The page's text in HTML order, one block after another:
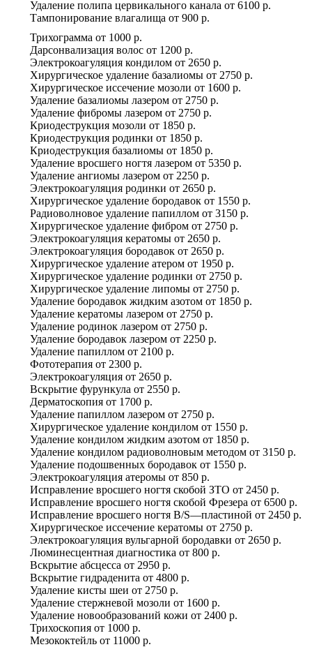
Удаление полипа цервикального канала от 6100 р.
Тампонирование влагалища от 900 р.
Трихограмма от 1000 р.
Дарсонвализация волос от 1200 р.
Электрокоагуляция кондилом от 2650 р.
Хирургическое удаление базалиомы от 2750 р.
Хирургическое иссечение мозоли от 1600 р.
Удаление базалиомы лазером от 2750 р.
Удаление фибромы лазером от 2750 р.
Криодеструкция мозоли от 1850 р.
Криодеструкция родинки от 1850 р.
Криодеструкция базалиомы от 1850 р.
Удаление вросшего ногтя лазером от 5350 р.
Удаление ангиомы лазером от 2250 р.
Электрокоагуляция родинки от 2650 р.
Хирургическое удаление бородавок от 1550 р.
Радиоволновое удаление папиллом от 3150 р.
Хирургическое удаление фибром от 2750 р.
Электрокоагуляция кератомы от 2650 р.
Электрокоагуляция бородавок от 2650 р.
Хирургическое удаление атером от 1950 р.
Хирургическое удаление родинки от 2750 р.
Хирургическое удаление липомы от 2750 р.
Удаление бородавок жидким азотом от 1850 р.
Удаление кератомы лазером от 2750 р.
Удаление родинок лазером от 2750 р.
Удаление бородавок лазером от 2250 р.
Удаление папиллом от 2100 р.
Фототерапия от 2300 р.
Электрокоагуляция от 2650 р.
Вскрытие фурункула от 2550 р.
Дерматоскопия от 1700 р.
Удаление папиллом лазером от 2750 р.
Хирургическое удаление кондилом от 1550 р.
Удаление кондилом жидким азотом от 1850 р.
Удаление кондилом радиоволновым методом от 3150 р.
Удаление подошвенных бородавок от 1550 р.
Электрокоагуляция атеромы от 850 р.
Исправление вросшего ногтя скобой ЗТО от 2450 р.
Исправление вросшего ногтя скобой Фрезера от 6500 р.
Исправление вросшего ногтя B/S—пластиной от 2450 р.
Хирургическое иссечение кератомы от 2750 р.
Электрокоагуляция вульгарной бородавки от 2650 р.
Люминесцентная диагностика от 800 р.
Вскрытие абсцесса от 2950 р.
Вскрытие гидраденита от 4800 р.
Удаление кисты шеи от 2750 р.
Удаление стержневой мозоли от 1600 р.
Удаление новообразований кожи от 2400 р.
Трихоскопия от 1000 р.
Мезококтейль от 11000 р.